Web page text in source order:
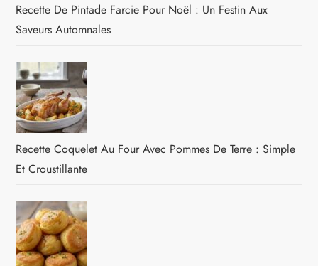
Recette De Pintade Farcie Pour Noël : Un Festin Aux
Saveurs Automnales
Recette Coquelet Au Four Avec Pommes De Terre : Simple
Et Croustillante